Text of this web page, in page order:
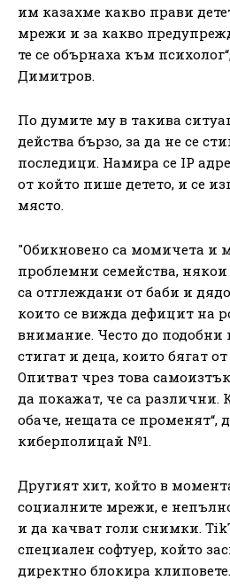
им казахме какво прави
мрежи и за какво
те се обърнаха към
Димитров.
По думите му в такива
действа бързо, за да не се
последици. Намира се IP
от който пише детето, и се
място.
"Обикновено са момичета и
проблемни семейства, някои
са отглеждани от баби и
които се вижда дефицит на
внимание. Често до подобни
стигат и деца, които бягат
Опитват чрез това
да покажат, че са различни.
обаче, нещата се променят“,
киберполицай №1.
Другият хит, който в
социалните мрежи, е
и да качват голи снимки.
специален софтуер, който
директно блокира клиповете.